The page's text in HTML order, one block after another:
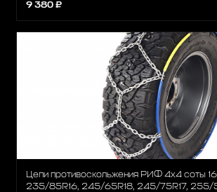
9 380 ₽
Цепи противоскольжения РИФ 4х4 соты
235/85R16, 245/65R18, 245/75R17, 255/